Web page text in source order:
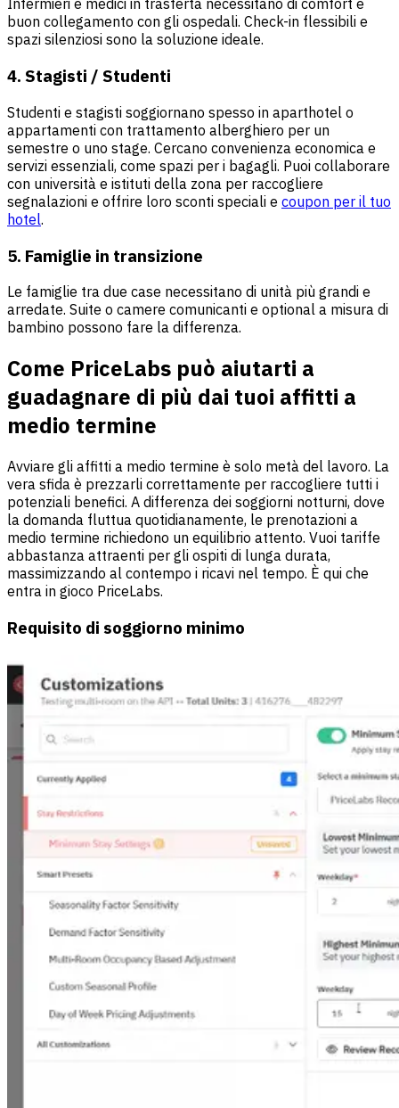
Infermieri e medici in trasferta necessitano di comfort e
buon collegamento con gli ospedali. Check-in flessibili e
spazi silenziosi sono la soluzione ideale.
4. Stagisti / Studenti
Studenti e stagisti soggiornano spesso in aparthotel o
appartamenti con trattamento alberghiero per un
semestre o uno stage. Cercano convenienza economica e
servizi essenziali, come spazi per i bagagli. Puoi collaborare
con università e istituti della zona per raccogliere
segnalazioni e offrire loro sconti speciali e coupon per il tuo
hotel.
5. Famiglie in transizione
Le famiglie tra due case necessitano di unità più grandi e
arredate. Suite o camere comunicanti e optional a misura di
bambino possono fare la differenza.
Come PriceLabs può aiutarti a
guadagnare di più dai tuoi affitti a
medio termine
Avviare gli affitti a medio termine è solo metà del lavoro. La
vera sfida è prezzarli correttamente per raccogliere tutti i
potenziali benefici. A differenza dei soggiorni notturni, dove
la domanda fluttua quotidianamente, le prenotazioni a
medio termine richiedono un equilibrio attento. Vuoi tariffe
abbastanza attraenti per gli ospiti di lunga durata,
massimizzando al contempo i ricavi nel tempo. È qui che
entra in gioco PriceLabs.
Requisito di soggiorno minimo